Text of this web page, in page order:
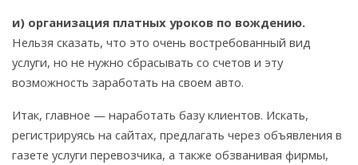
и) организация платных уроков по вождению.
Нельзя сказать, что это очень востребованный вид
услуги, но не нужно сбрасывать со счетов и эту
возможность заработать на своем авто.
Итак, главное — наработать базу клиентов. Искать,
регистрируясь на сайтах, предлагать через объявления в
газете услуги перевозчика, а также обзванивая фирмы,